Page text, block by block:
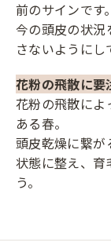
前のサインです。
今の頭皮の状況
さないようにし
花粉の飛散に要
花粉の飛散によ
ある春。
頭皮乾燥に繋が
状態に整え、育
う。